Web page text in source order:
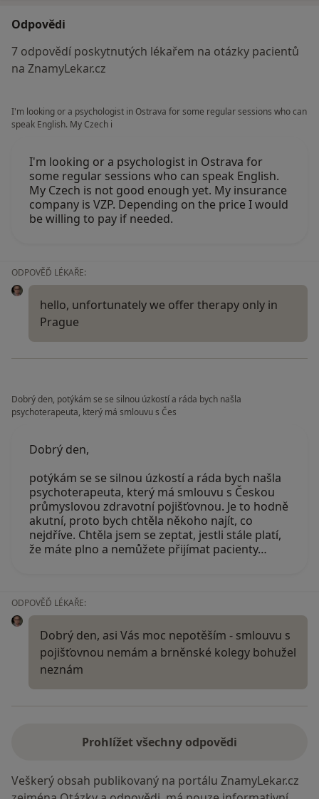
Odpovědi
7 odpovědí poskytnutých lékařem na otázky pacientů
na ZnamyLekar.cz
I'm looking or a psychologist in Ostrava for some regular sessions who can
speak English. My Czech i
I'm looking or a psychologist in Ostrava for
some regular sessions who can speak English.
My Czech is not good enough yet. My insurance
company is VZP. Depending on the price I would
be willing to pay if needed.
ODPOVĚĎ LÉKAŘE:
hello, unfortunately we offer therapy only in
Prague
Dobrý den, potýkám se se silnou úzkostí a ráda bych našla
psychoterapeuta, který má smlouvu s Čes
Dobrý den,
potýkám se se silnou úzkostí a ráda bych našla
psychoterapeuta, který má smlouvu s Českou
průmyslovou zdravotní pojišťovnou. Je to hodně
akutní, proto bych chtěla někoho najít, co
nejdříve. Chtěla jsem se zeptat, jestli stále platí,
že máte plno a nemůžete přijímat pacienty…
ODPOVĚĎ LÉKAŘE:
Dobrý den, asi Vás moc nepotěším - smlouvu s
pojišťovnou nemám a brněnské kolegy bohužel
neznám
Prohlížet všechny odpovědi
Veškerý obsah publikovaný na portálu ZnamyLekar.cz